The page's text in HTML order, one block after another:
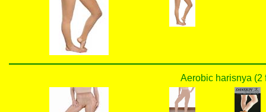
Aerobic harisnya (2